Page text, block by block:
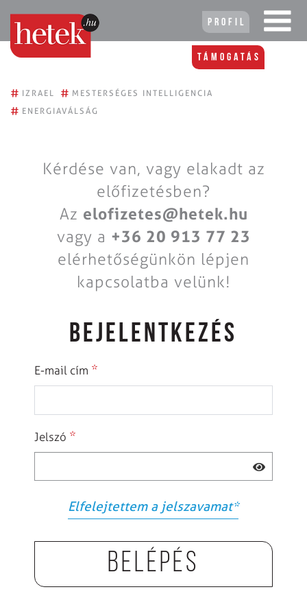
Profil
Támogatás
# IZRAEL # MESTERSÉGES INTELLIGENCIA
# ENERGIAVÁLSÁG
Kérdése van, vagy elakadt az
előfizetésben?
Az elofizetes@hetek.hu
vagy a +36 20 913 77 23
elérhetőségünkön lépjen
kapcsolatba velünk!
BEJELENTKEZÉS
E-mail cím *
Jelszó *
Elfelejtettem a jelszavamat*
Belépés